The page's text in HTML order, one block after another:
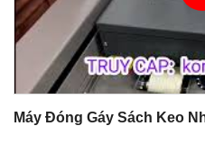
Máy Đóng Gáy Sách Keo